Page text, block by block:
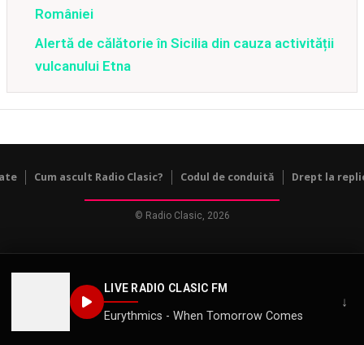
LIVE RADIO CLASIC FM
Eurythmics - When Tomorrow Comes
↓
României
Alertă de călătorie în Sicilia din cauza activității
vulcanului Etna
Cum ascult Radio Clasic? Codul de conduită Drept la
© Radio Clasic, 2026